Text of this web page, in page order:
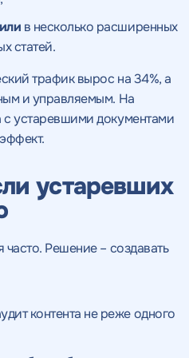
в несколько расширенных
статей.
трафик вырос на 34%, а
и управляемым. На
с устаревшими документами
устаревших
часто. Решение – создавать
контента не реже одного
на
и соглашаетесь c
данныхи соглашаетесь c